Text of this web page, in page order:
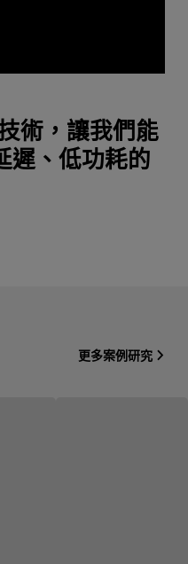
術，讓我們能
遲、低功耗的
更多案例研究